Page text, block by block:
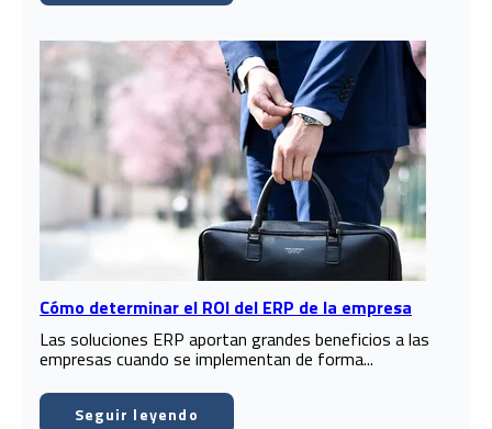
Cómo determinar el ROI del ERP de la empresa
Las soluciones ERP aportan grandes beneficios a las
empresas cuando se implementan de forma...
Seguir leyendo